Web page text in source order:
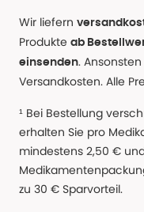
Wir liefern
Produkte ab
einsenden.
Versandkosten. Alle
¹ Bei Bestellung
erhalten Sie pro
mindestens 2,50 €
zu 30 € Sparvorteil.